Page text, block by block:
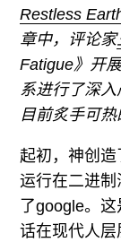
Restless
章中，评论家
Fatigue》开
系进行了深
目前炙手可热
起初，神创
运行在二进
了google。
话在现代人